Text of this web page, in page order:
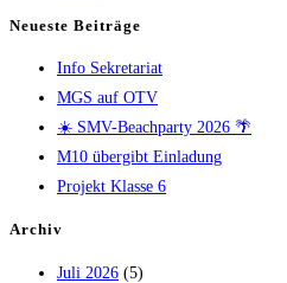
Neueste Beiträge
Info Sekretariat
MGS auf OTV
☀️ SMV-Beachparty 2026 🌴
M10 übergibt Einladung
Projekt Klasse 6
Archiv
Juli 2026 (5)